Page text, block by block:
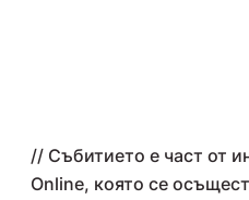
// Събитието е част от
Online, която се